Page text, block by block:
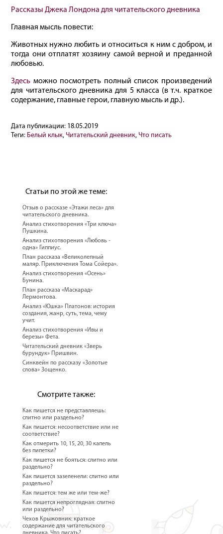
Рассказы Джека Лондона для читательского дневника
Главная мысль повести:
Животных нужно любить и относиться к ним с добром, и
тогда они отплатят хозяину самой верной и преданной
любовью.
Здесь можно посмотреть полный список произведений
для читательского дневника для 5 класса (в т.ч. краткое
содержание, главные герои, главную мысль и др.).
Дата публикации: 18.05.2019
Теги: Белый клык, Читательский дневник, Что писать
Статьи по этой же теме:
Отзыв о рассказе «Этажи леса» для
читательского дневника.
Анализ стихотворения «Три ключа»
Пушкина.
Анализ стихотворения «Любовь -
одна» Гиппиус.
План рассказа «Великолепный
маляр. Приключения Тома Сойера».
Анализ стихотворения «Осень»
Бунина.
План рассказа «Маскарад»
Лермонтова.
Анализ «Юшка» Платонов: история
создания, жанр, суть, тема, чему
учит.
Анализ стихотворения «Ивы и
березы» Фета.
Читательский дневник «Зверь
бурундук» Пришвин.
Синквейн по рассказу «Золотые
слова» Зощенко.
Смотрите также:
Как пишется не представляешь:
слитно или раздельно?
Как пишется: несоответствие или не
соответствие?
Как отмерить 10, 15, 20, 30 капель
без пипетки?
Как пишется не бояться: слитно или
раздельно?
Как пишется зазеленели: слитно или
раздельно?
Как пишется: тем же или тем-же?
Как пишется непроглядная: слитно
или раздельно?
Чехов Крыжовник: краткое
содержание для читательского